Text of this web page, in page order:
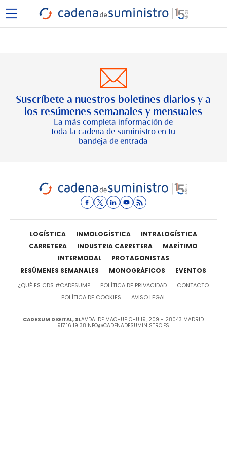
Suscríbete a nuestros boletines diarios y a
los resúmenes semanales y mensuales
La más completa información de
toda la cadena de suministro en tu
bandeja de entrada
LOGÍSTICA INMOLOGÍSTICA
INTRALOGÍSTICA
CARRETERA
INDUSTRIA CARRETERA
MARÍTIMO
INTERMODAL
PROTAGONISTAS
RESÚMENES SEMANALES
MONOGRÁFICOS EVENTOS
¿QUÉ ES CDS #CADESUM? POLÍTICA DE PRIVACIDAD
CONTACTO
POLÍTICA DE COOKIES
AVISO LEGAL
CADESUM DIGITAL, SLAVDA. DE MACHUPICHU 19, 209 - 28043 MADRID
917 16 19 38INFO@CADENADESUMINISTRO.ES